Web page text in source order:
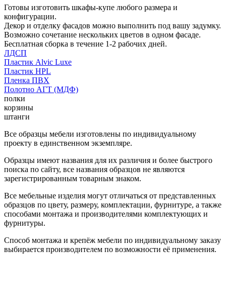
Готовы изготовить шкафы-купе любого размера и
конфигурации.
Декор и отделку фасадов можно выполнить под вашу задумку.
Возможно сочетание нескольких цветов в одном фасаде.
Бесплатная сборка в течение 1-2 рабочих дней.
ЛДСП
Пластик Alvic Luxe
Пластик HPL
Пленка ПВХ
Полотно АГТ (МДФ)
полки
корзины
штанги
Все образцы мебели изготовлены по индивидуальному
проекту в единственном экземпляре.
Образцы имеют названия для их различия и более быстрого
поиска по сайту, все названия образцов не являются
зарегистрированным товарным знаком.
Все мебельные изделия могут отличаться от представленных
образцов по цвету, размеру, комплектации, фурнитуре, а также
способами монтажа и производителями комплектующих и
фурнитуры.
Способ монтажа и крепёж мебели по индивидуальному заказу
выбирается производителем по возможности её применения.